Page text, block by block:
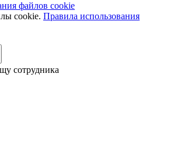
файлов cookie
cookie. Правила использования
сотрудника